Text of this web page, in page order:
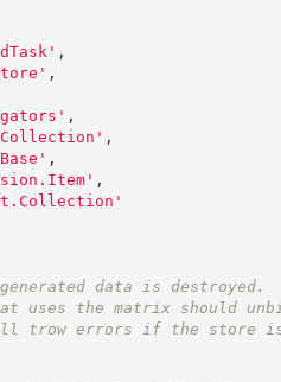
' ,
' ,
' ,
' ,
' ,
' ,
'
data is destroyed.
uses the matrix should
errors if the store is